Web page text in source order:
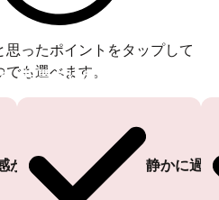
思ったポイントをタップして
も選べます。
がある 静かに過
投票ありがとうございます